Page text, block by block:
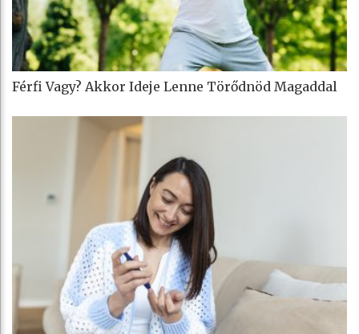
Férfi Vagy? Akkor Ideje Lenne Törődnöd Magaddal